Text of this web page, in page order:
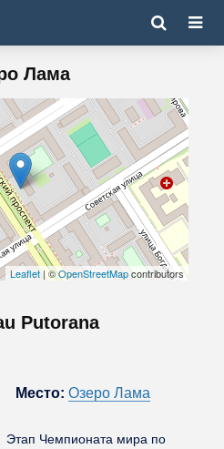
Лама
Leaflet| ©OpenStreetMapcontributors
Putorana
Место: Озеро Лама
Этап Чемпионата мира по